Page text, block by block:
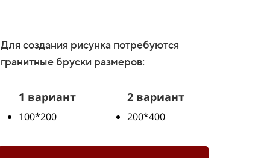
Для создания рисунка потребуются
гранитные бруски размеров:
1 вариант
100*200
2 вариант
200*400